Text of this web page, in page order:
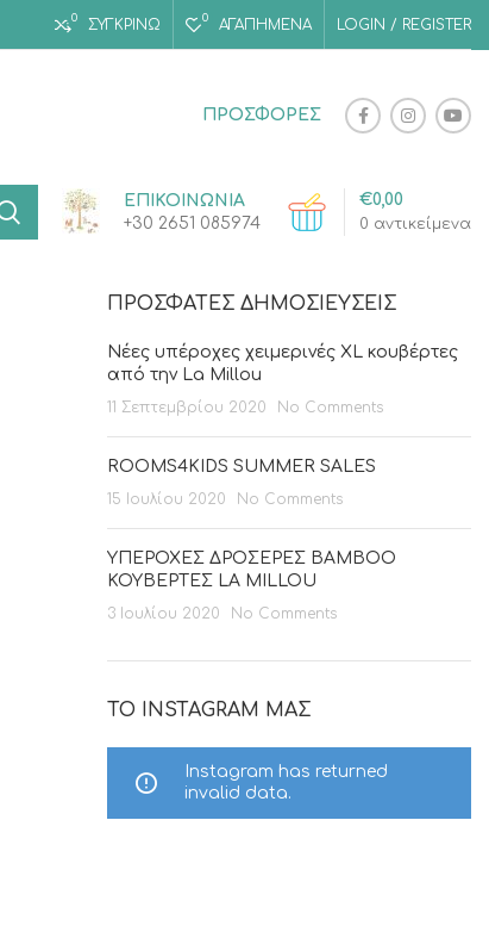
0 ΣΥΓΚΡΙΝΩ 0 ΑΓΑΠΗΜΈΝΑ LOGIN / REGISTER
ΠΡΟΣΦΟΡΕΣ
ΕΠΙΚΟΙΝΩΝΙΑ
+30 2651 085974
0 αντικείμενα
€0,00
ΠΡΌΣΦΑΤΕΣ ΔΗΜΟΣΙΕΎΣΕΙΣ
Νέες υπέροχες χειμερινές XL κουβέρτες
από την La Millou
11 Σεπτεμβρίου 2020 No Comments
ROOMS4KIDS SUMMER SALES
15 Ιουλίου 2020 No Comments
ΥΠΕΡΟΧΕΣ ΔΡΟΣΕΡΕΣ BAMBOO
ΚΟΥΒΕΡΤΕΣ LA MILLOU
3 Ιουλίου 2020 No Comments
ΤΟ INSTAGRAM ΜΑΣ
Instagram has returned
invalid data.